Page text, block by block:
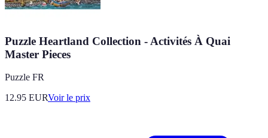
Puzzle Heartland Collection - Activités À Quai
Master Pieces
Puzzle FR
12.95 EURVoir le prix